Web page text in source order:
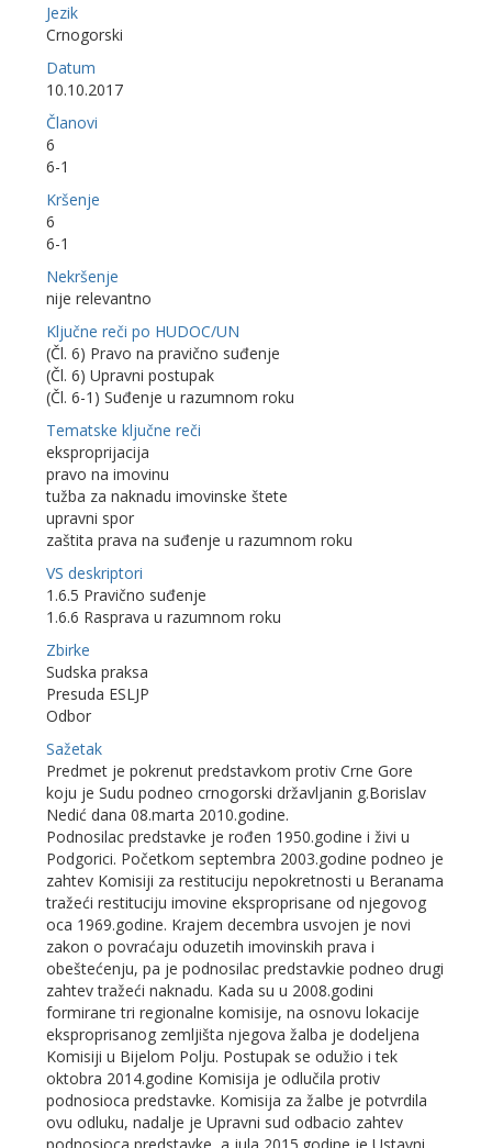
Jezik
Crnogorski
Datum
10.10.2017
Članovi
6
6-1
Kršenje
6
6-1
Nekršenje
nije relevantno
Ključne reči po HUDOC/UN
(Čl. 6) Pravo na pravično suđenje
(Čl. 6) Upravni postupak
(Čl. 6-1) Suđenje u razumnom roku
Tematske ključne reči
eksproprijacija
pravo na imovinu
tužba za naknadu imovinske štete
upravni spor
zaštita prava na suđenje u razumnom roku
VS deskriptori
1.6.5 Pravično suđenje
1.6.6 Rasprava u razumnom roku
Zbirke
Sudska praksa
Presuda ESLJP
Odbor
Sažetak
Predmet je pokrenut predstavkom protiv Crne Gore
koju je Sudu podneo crnogorski državljanin g.Borislav
Nedić dana 08.marta 2010.godine.
Podnosilac predstavke je rođen 1950.godine i živi u
Podgorici. Početkom septembra 2003.godine podneo je
zahtev Komisiji za restituciju nepokretnosti u Beranama
tražeći restituciju imovine eksproprisane od njegovog
oca 1969.godine. Krajem decembra usvojen je novi
zakon o povraćaju oduzetih imovinskih prava i
obeštećenju, pa je podnosilac predstavkie podneo drugi
zahtev tražeći naknadu. Kada su u 2008.godini
formirane tri regionalne komisije, na osnovu lokacije
eksproprisanog zemljišta njegova žalba je dodeljena
Komisiji u Bijelom Polju. Postupak se odužio i tek
oktobra 2014.godine Komisija je odlučila protiv
podnosioca predstavke. Komisija za žalbe je potvrdila
ovu odluku, nadalje je Upravni sud odbacio zahtev
podnosioca predstavke, a jula 2015.godine je Ustavni